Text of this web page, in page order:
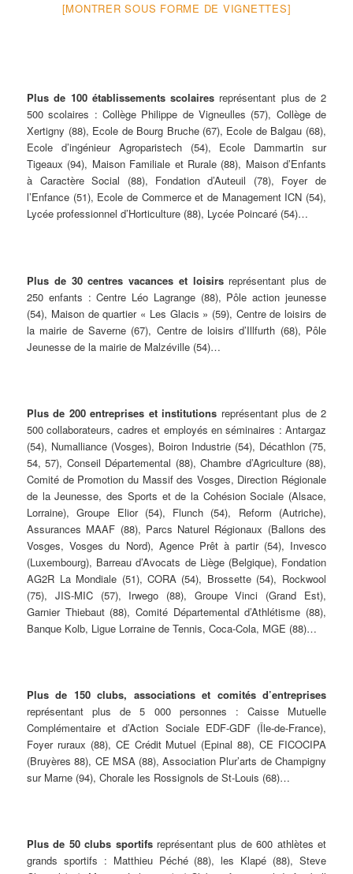
[MONTRER SOUS FORME DE VIGNETTES]
Plus de 100 établissements scolaires représentant plus de 2
500 scolaires : Collège Philippe de Vigneulles (57), Collège de
Xertigny (88), Ecole de Bourg Bruche (67), Ecole de Balgau (68),
Ecole d’ingénieur Agroparistech (54), Ecole Dammartin sur
Tigeaux (94), Maison Familiale et Rurale (88), Maison d’Enfants
à Caractère Social (88), Fondation d’Auteuil (78), Foyer de
l’Enfance (51), Ecole de Commerce et de Management ICN (54),
Lycée professionnel d’Horticulture (88), Lycée Poincaré (54)…
Plus de 30 centres vacances et loisirsreprésentant plus de
250 enfants : Centre Léo Lagrange (88), Pôle action jeunesse
(54), Maison de quartier « Les Glacis » (59), Centre de loisirs de
la mairie de Saverne (67), Centre de loisirs d’Illfurth (68), Pôle
Jeunesse de la mairie de Malzéville (54)…
Plus de 200 entreprises et institutions représentant plus de 2
500 collaborateurs, cadres et employés en séminaires : Antargaz
(54), Numalliance (Vosges), Boiron Industrie (54), Décathlon (75,
54, 57), Conseil Départemental (88), Chambre d’Agriculture (88),
Comité de Promotion du Massif des Vosges, Direction Régionale
de la Jeunesse, des Sports et de la Cohésion Sociale (Alsace,
Lorraine), Groupe Elior (54), Flunch (54), Reform (Autriche),
Assurances MAAF (88), Parcs Naturel Régionaux (Ballons des
Vosges, Vosges du Nord), Agence Prêt à partir (54), Invesco
(Luxembourg), Barreau d’Avocats de Liège (Belgique), Fondation
AG2R La Mondiale (51), CORA (54), Brossette (54), Rockwool
(75), JIS-MIC (57), Irwego (88), Groupe Vinci (Grand Est),
Garnier Thiebaut (88), Comité Départemental d’Athlétisme (88),
Banque Kolb, Ligue Lorraine de Tennis, Coca-Cola, MGE (88)…
Plus de 150 clubs, associations et comités d’entreprises
représentant plus de 5 000 personnes : Caisse Mutuelle
Complémentaire et d’Action Sociale EDF-GDF (Île-de-France),
Foyer ruraux (88), CE Crédit Mutuel (Epinal 88), CE FICOCIPA
(Bruyères 88), CE MSA (88), Association Plur’arts de Champigny
sur Marne (94), Chorale les Rossignols de St-Louis (68)…
Plus de 50 clubs sportifsreprésentant plus de 600 athlètes et
grands sportifs : Matthieu Péché (88), les Klapé (88), Steve